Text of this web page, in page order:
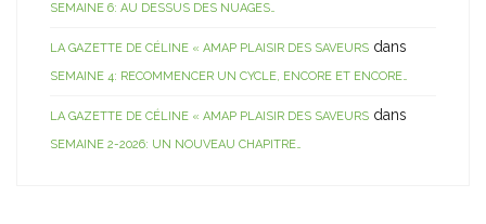
SEMAINE 6: AU DESSUS DES NUAGES…
LA GAZETTE DE CÉLINE « AMAP PLAISIR DES SAVEURS dans
SEMAINE 4: RECOMMENCER UN CYCLE, ENCORE ET ENCORE…
LA GAZETTE DE CÉLINE « AMAP PLAISIR DES SAVEURS dans
SEMAINE 2-2026: UN NOUVEAU CHAPITRE…